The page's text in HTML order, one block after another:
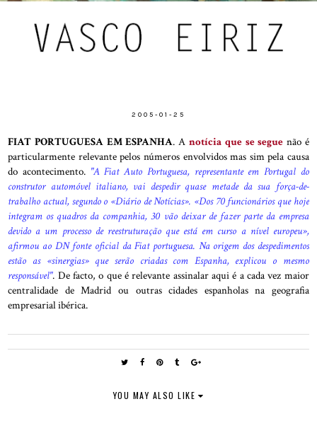
2005-01-25
FIAT PORTUGUESA EM ESPANHA. Anotícia que se segue não é
particularmente relevante pelos números envolvidos mas sim pela causa
do acontecimento. "A Fiat Auto Portuguesa, representante em Portugal do
construtor automóvel italiano, vai despedir quase metade da sua força-de-
trabalho actual, segundo o «Diário de Notícias». «Dos 70 funcionários que hoje
integram os quadros da companhia, 30 vão deixar de fazer parte da empresa
devido a um processo de reestruturação que está em curso a nível europeu»,
afirmou ao DN fonte oficial da Fiat portuguesa. Na origem dos despedimentos
estão as «sinergias» que serão criadas com Espanha, explicou o mesmo
responsável". De facto, o que é relevante assinalar aqui é a cada vez maior
centralidade de Madrid ou outras cidades espanholas na geografia
empresarial ibérica.
YOU MAY ALSO LIKE